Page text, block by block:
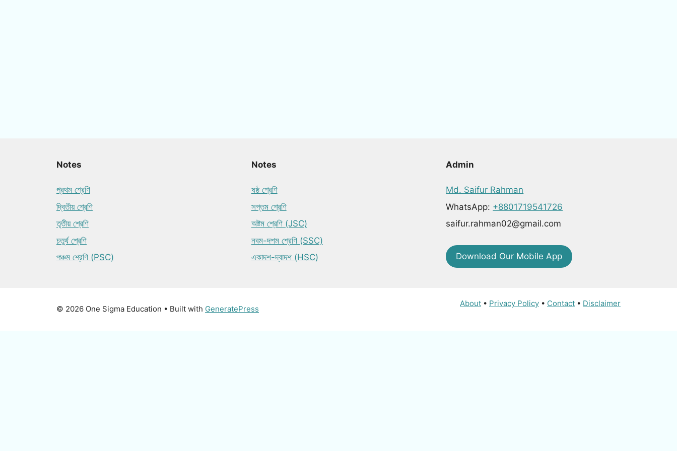
Notes
প্রথম শ্রেণি
দ্বিতীয় শ্রেণি
তৃতীয় শ্রেণি
চতুর্থ শ্রেণি
পঞ্চম শ্রেণি (PSC)
Notes
ষষ্ঠ শ্রেণি
সপ্তম শ্রেণি
অষ্টম শ্রেণি (JSC)
নবম-দশম শ্রেণি (SSC)
একাদশ-দ্বাদশ (HSC)
Admin
Md. Saifur Rahman
WhatsApp: +8801719541726
saifur.rahman02@gmail.com
Download Our Mobile App
About • Privacy Policy • Contact • Disclaimer
© 2026 One Sigma Education • Built with GeneratePress